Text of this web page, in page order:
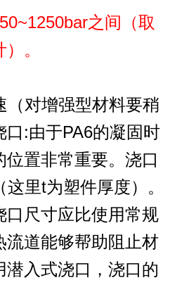
之间（取
。
（对增强型材料要稍
:由于PA6的凝固时
置非常重要。浇口
里t为塑件厚度）。
口尺寸应比使用常规
流道能够帮助阻止材
入式浇口，浇口的